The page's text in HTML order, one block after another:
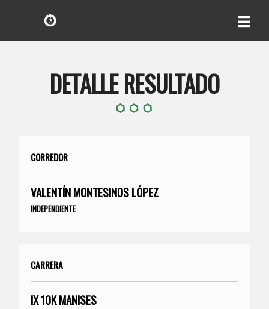
DETALLE RESULTADO
CORREDOR
VALENTÍN MONTESINOS LÓPEZ
INDEPENDIENTE
CARRERA
IX 10K MANISES